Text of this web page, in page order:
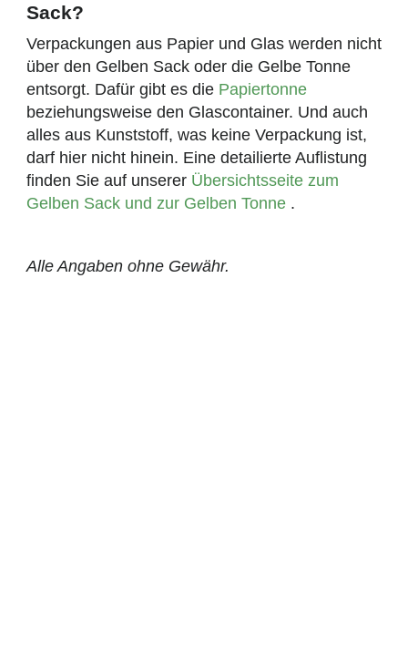
Sack?
Verpackungen aus Papier und Glas werden nicht
über den Gelben Sack oder die Gelbe Tonne
entsorgt. Dafür gibt es die Papiertonne
beziehungsweise den Glascontainer. Und auch
alles aus Kunststoff, was keine Verpackung ist,
darf hier nicht hinein. Eine detailierte Auflistung
finden Sie auf unserer Übersichtsseite zum
Gelben Sack und zur Gelben Tonne .
Alle Angaben ohne Gewähr.